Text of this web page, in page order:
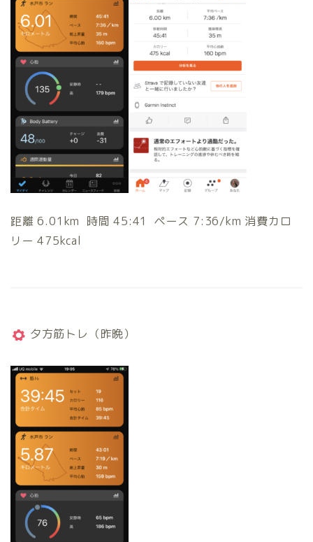
距離 6.01km 時間 45:41 ペース 7:36/km 消費カロ
リー 475kcal
夕方筋トレ（昨晩）